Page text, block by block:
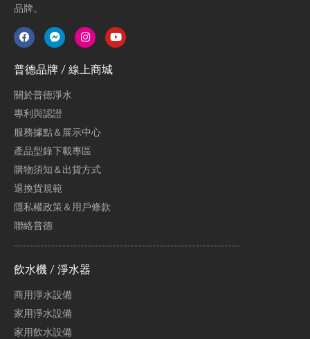
品牌。
普德品牌 / 線上商城
關於普德淨水
專利與認證
服務據點＆展示中心
產品型錄下載專區
購物須知＆出貨方式
退換貨規範
隱私權政策＆用戶條款
聯絡普德
飲水機 / 淨水器
商用淨水設備
家用淨水設備
家用飲水設備